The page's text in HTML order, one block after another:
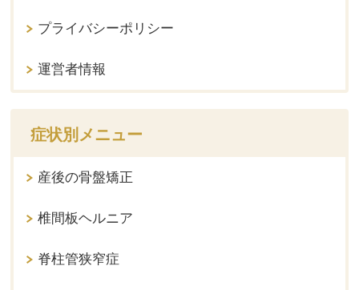
プライバシーポリシー
運営者情報
症状別メニュー
産後の骨盤矯正
椎間板ヘルニア
脊柱管狭窄症